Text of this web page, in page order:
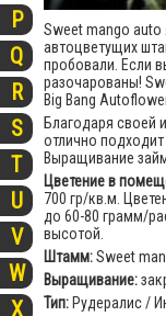
P
Q
R
S
T
U
V
W
X
Sweet mango auto
автоцветущих
пробовали. Если
разочарованы!
Big Bang
Благодаря своей
отлично
Выращивание
Цветение в
700 гр/кв.м.
до 60-80 грамм/
высотой.
Штамм:Sweet
Выращивание:
Тип: Рудералис /